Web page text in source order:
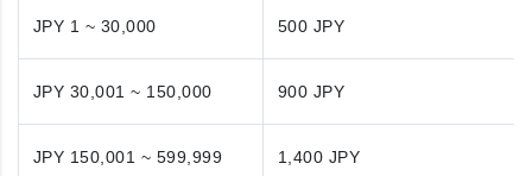
JPY 1 ~ 30,000 500 JPY
JPY 30,001 ~ 150,000 900 JPY
JPY 150,001 ~ 599,999 1,400 JPY